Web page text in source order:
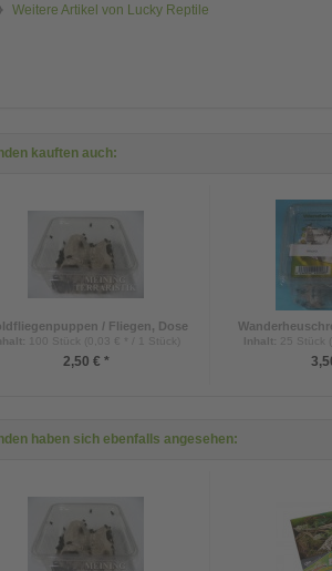
Weitere Artikel von Lucky Reptile
kauften auch:
/ Fliegen, Dose
: 100 Stück (0,03 € * / 1 Stück)
2,50 € *
Inhalt: 25 Stück
haben sich ebenfalls angesehen: